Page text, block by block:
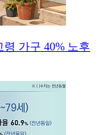
가구 40% 노후